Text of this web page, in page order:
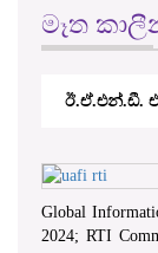
මෑත
ඊ.ඒ.එන්.ඩී.
Global
2024; RTI